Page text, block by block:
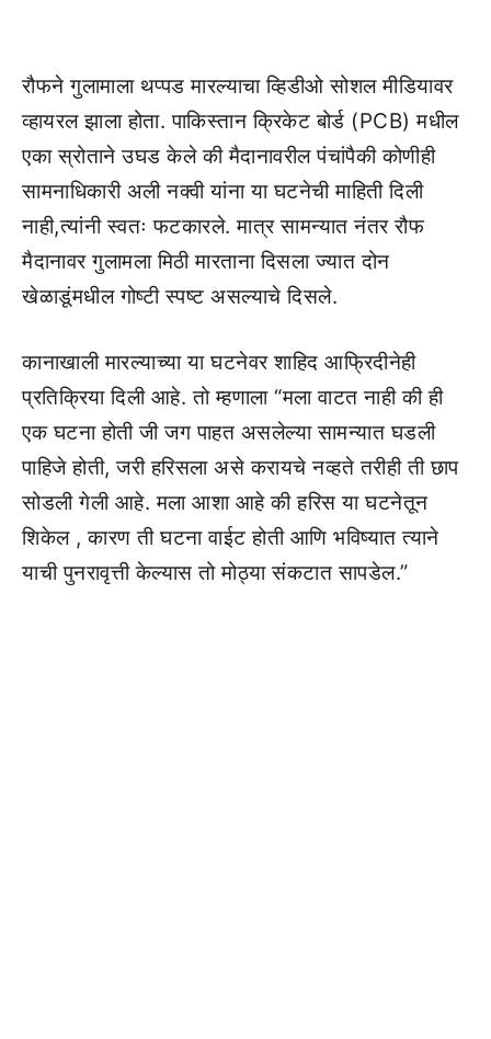
रौफने गुलामाला थप्पड मारल्याचा व्हिडीओ सोशल मीडियावर
व्हायरल झाला होता. पाकिस्तान क्रिकेट बोर्ड (PCB) मधील
एका स्रोताने उघड केले की मैदानावरील पंचांपैकी कोणीही
सामनाधिकारी अली नक्वी यांना या घटनेची माहिती दिली
नाही,त्यांनी स्वतः फटकारले. मात्र सामन्यात नंतर रौफ
मैदानावर गुलामला मिठी मारताना दिसला ज्यात दोन
खेळाडूंमधील गोष्टी स्पष्ट असल्याचे दिसले.
कानाखाली मारल्याच्या या घटनेवर शाहिद आफ्रिदीनेही
प्रतिक्रिया दिली आहे. तो म्हणाला “मला वाटत नाही की ही
एक घटना होती जी जग पाहत असलेल्या सामन्यात घडली
पाहिजे होती, जरी हरिसला असे करायचे नव्हते तरीही ती छाप
सोडली गेली आहे. मला आशा आहे की हरिस या घटनेतून
शिकेल , कारण ती घटना वाईट होती आणि भविष्यात त्याने
याची पुनरावृत्ती केल्यास तो मोठ्या संकटात सापडेल.”